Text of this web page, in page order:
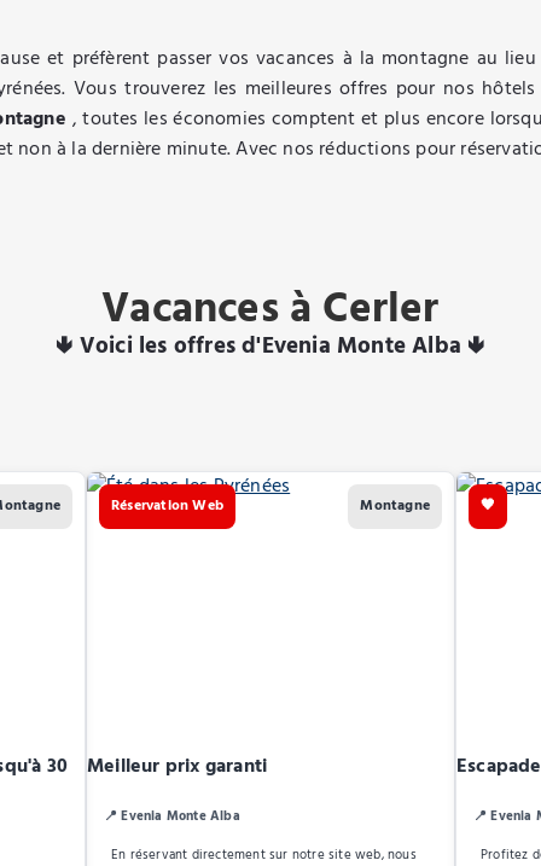
et préfèrent passer vos vacances à la montagne au
Vous trouverez les meilleures offres pour nos
, toutes les économies comptent et plus encore
non à la dernière minute. Avec nos réductions pour
Vacances à Cerler
🢃 Voici les offres d'Evenia Monte Alba 🢃
30
Réservation Web Montagne
Meilleur prix garanti
📍 Evenia Monte Alba
En réservant directement sur notre site web, nous
🖤
📍 Evenia
Profitez